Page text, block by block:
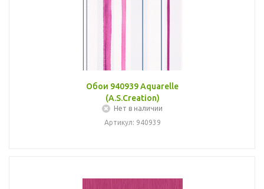
Обои 940939 Aquarelle
(A.S.Creation)
Нет в наличии
Артикул: 940939